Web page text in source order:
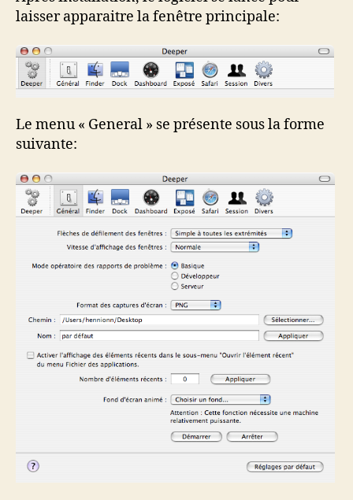
laisser apparaitre la fenêtre principale:
Le menu « General » se présente sous la forme
suivante: